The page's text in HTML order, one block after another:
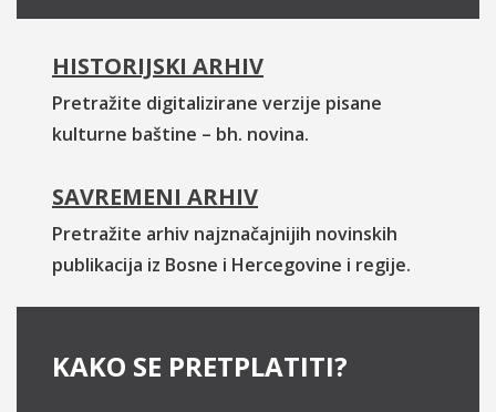
HISTORIJSKI ARHIV
Pretražite digitalizirane verzije pisane
kulturne baštine – bh. novina.
SAVREMENI ARHIV
Pretražite arhiv najznačajnijih novinskih
publikacija iz Bosne i Hercegovine i regije.
KAKO SE PRETPLATITI?